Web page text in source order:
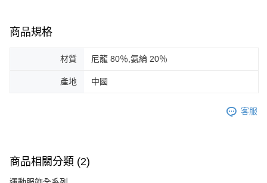
商品規格
材質 尼龍 80％,氨綸 20％
產地 中國
客服
商品相關分類 (2)